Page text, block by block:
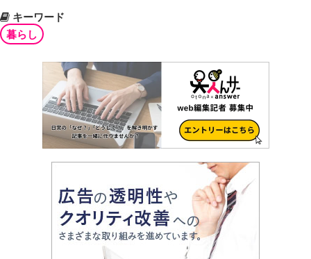
キーワード
暮らし